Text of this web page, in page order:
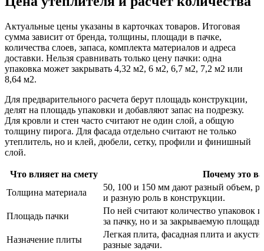
Актуальные цены указаны в карточках товаров. Итоговая
сумма зависит от бренда, толщины, площади в пачке,
количества слоев, запаса, комплекта материалов и адреса
доставки. Нельзя сравнивать только цену пачки: одна
упаковка может закрывать 4,32 м2, 6 м2, 6,7 м2, 7,2 м2 или
8,64 м2.
Для предварительного расчета берут площадь конструкции,
делят на площадь упаковки и добавляют запас на подрезку.
Для кровли и стен часто считают не один слой, а общую
толщину пирога. Для фасада отдельно считают не только
утеплитель, но и клей, дюбели, сетку, профили и финишный
слой.
Что влияет на смету
Почему это
Толщина материала
50, 100 и 150 мм дают разный объем,
и разную роль в конструкции.
Площадь пачки
По ней считают количество упаковок
за пачку, но и за закрываемую площадь.
Назначение плиты
Легкая плита, фасадная плита и
разные задачи.